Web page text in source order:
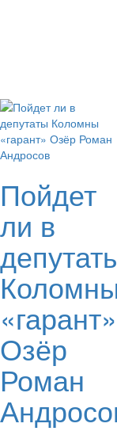
Пойдет
ли в
«гарант»
Озёр
Роман